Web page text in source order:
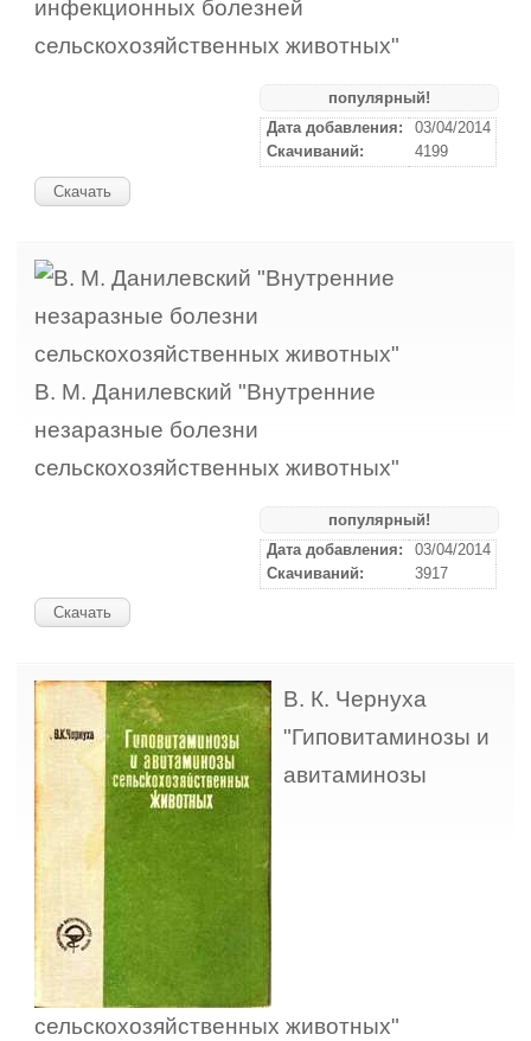
инфекционных болезней
сельскохозяйственных животных"
популярный!
Дата добавления:
03/04/2014
Скачиваний:
4199
Скачать
В. М. Данилевский "Внутренние
незаразные болезни
сельскохозяйственных животных"
популярный!
Дата добавления:
03/04/2014
Скачиваний:
3917
Скачать
В. К. Чернуха
"Гиповитаминозы и
авитаминозы
сельскохозяйственных животных"